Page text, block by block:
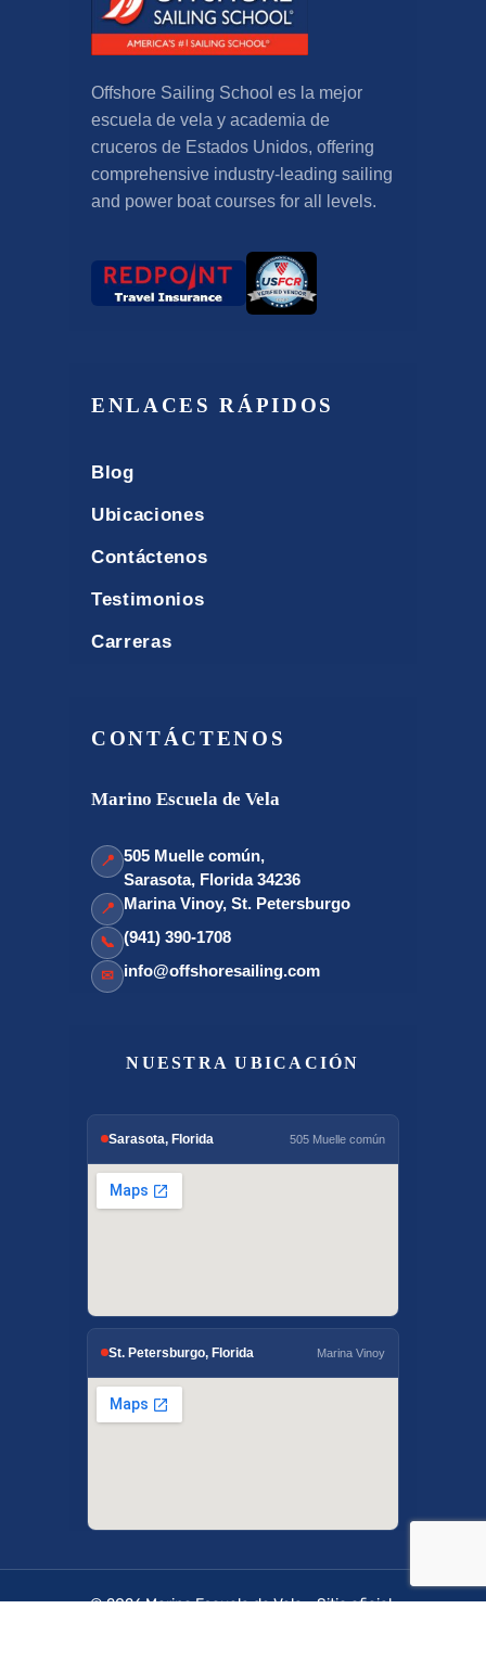
Offshore Sailing School es la mejor
escuela de vela y academia de
cruceros de Estados Unidos, offering
comprehensive industry-leading sailing
and power boat courses for all levels.
ENLACES RÁPIDOS
Blog
Ubicaciones
Contáctenos
Testimonios
Carreras
CONTÁCTENOS
Marino Escuela de Vela
📍 505 Muelle común,
Sarasota, Florida 34236
📍 Marina Vinoy, St. Petersburgo
📞 (941) 390-1708
✉ info@offshoresailing.com
NUESTRA UBICACIÓN
Sarasota, Florida 505 Muelle común
St. Petersburgo, Florida Marina Vinoy
© 2026 Marino Escuela de Vela - Sitio oficial.